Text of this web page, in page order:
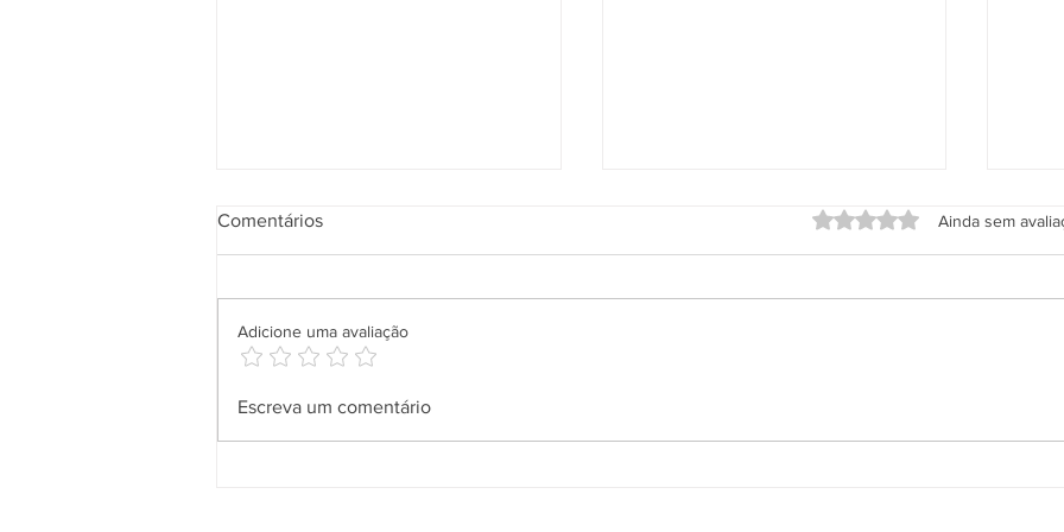
Aplicativo Salineira ganha
recursos, melhor usabilidade e
Rodoviário
Comentários Avaliado com 0 de 5
Ainda sem
Adicione uma avaliação
Escreva um comentário